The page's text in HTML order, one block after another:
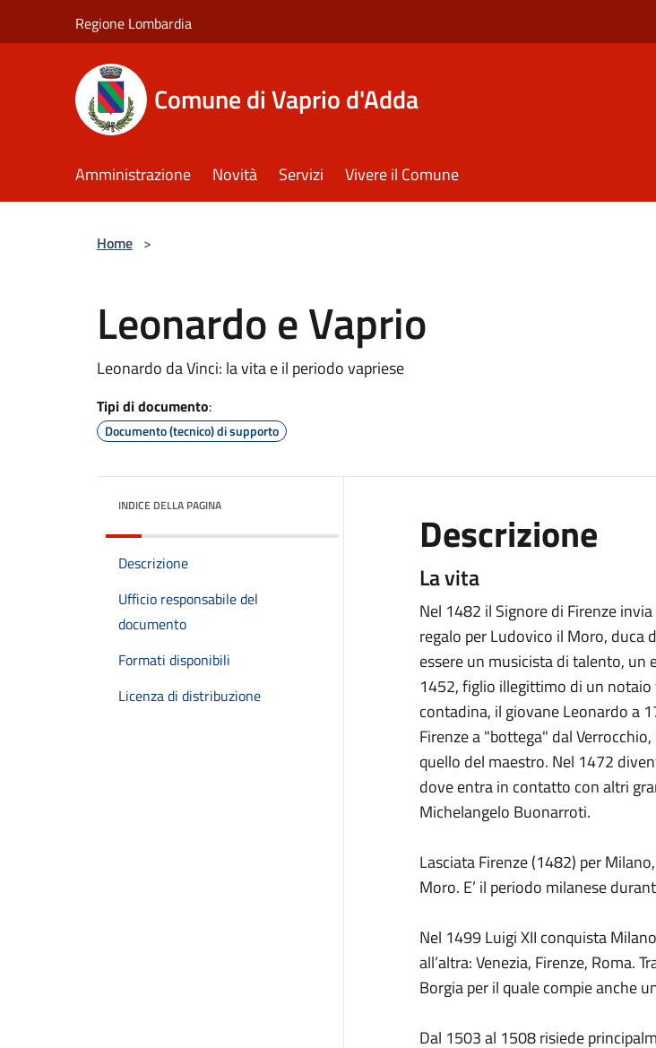
Regione Lombardia
Comune di Vaprio d'Adda
Amministrazione Novità Servizi Vivere il Comune
Home >
Leonardo e Vaprio
Leonardo da Vinci: la vita e il periodo vapriese
Tipi di documento:
Documento (tecnico) di supporto
INDICE DELLA PAGINA
Descrizione
Ufficio responsabile del
documento
Formati disponibili
Licenza di distribuzione
Descrizione
La vita
Nel 1482 il Signore di Firenze
regalo per Ludovico il Moro, duca
essere un musicista di talento, un
1452, figlio illegittimo di un
contadina, il giovane Leonardo a
Firenze a "bottega" dal
quello del maestro. Nel 1472
dove entra in contatto con altri
Michelangelo Buonarroti.
Lasciata Firenze (1482) per
Moro. E’ il periodo milanese
Nel 1499 Luigi XII conquista
all’altra: Venezia, Firenze, Roma.
Borgia per il quale compie anche
Dal 1503 al 1508 risiede